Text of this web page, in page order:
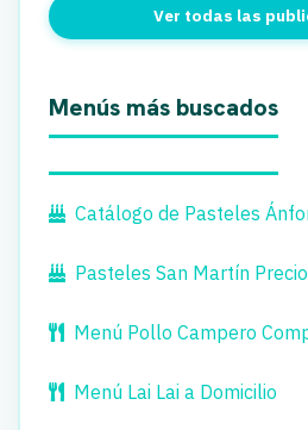
Ver todas las
Menús más buscados
Catálogo de Pasteles
Pasteles San Martín
Menú Pollo Campero
Menú Lai Lai a Domicilio